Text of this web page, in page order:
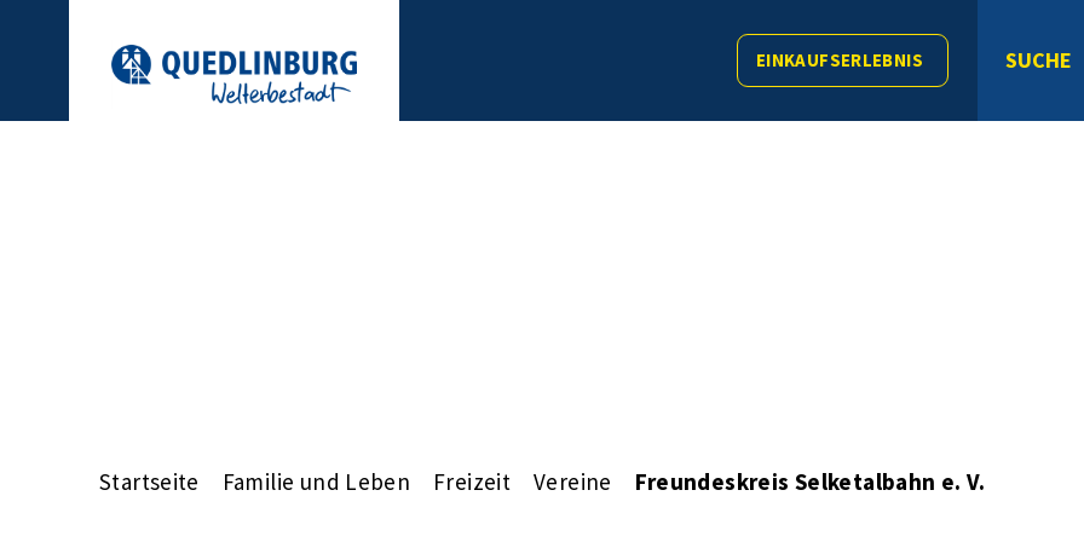
EINKAUFSERLEBNIS SUCHE
Startseite Familie und Leben Freizeit Vereine Freundeskreis Selketalbahn e. V.